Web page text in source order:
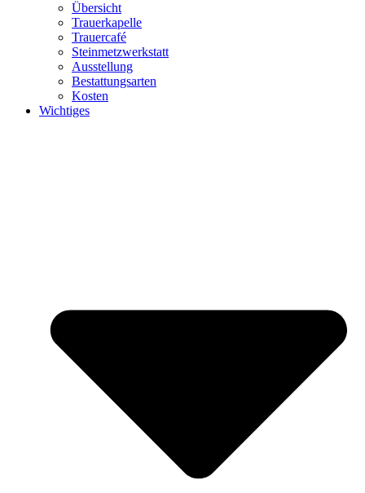
Übersicht
Trauerkapelle
Trauercafé
Steinmetzwerkstatt
Ausstellung
Bestattungsarten
Kosten
Wichtiges